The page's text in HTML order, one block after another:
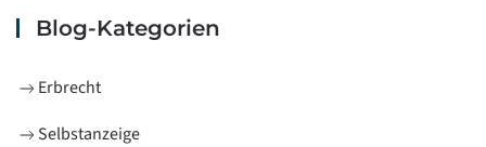
Blog-Kategorien
Erbrecht
Selbstanzeige